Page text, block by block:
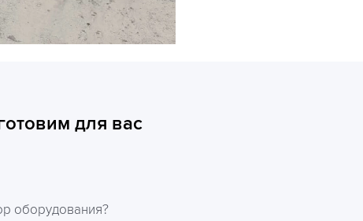
для вас
оборудования?